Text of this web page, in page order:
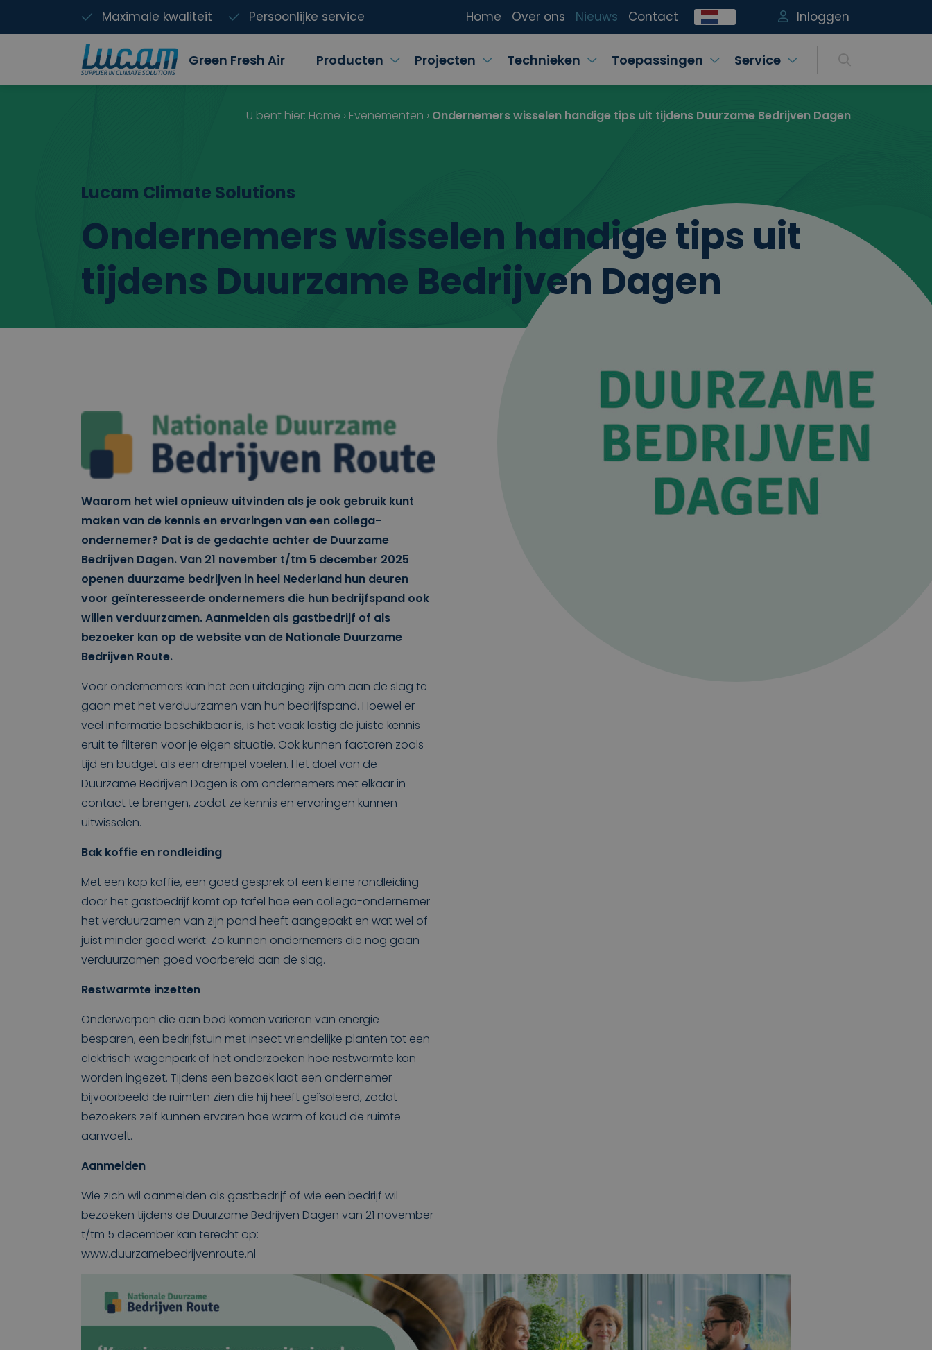
Maximale kwaliteit Persoonlijke service Home Over ons Nieuws Contact Inloggen
Green Fresh Air Producten Projecten Technieken Toepassingen Service
Lucam Climate Solutions
Ondernemers wisselen handige tips uit
tijdens Duurzame Bedrijven Dagen
U bent hier: Home › Evenementen › Ondernemers wisselen handige tips uit tijdens Duurzame Bedrijven Dagen
Waarom het wiel opnieuw uitvinden als je ook gebruik kunt
maken van de kennis en ervaringen van een collega-
ondernemer? Dat is de gedachte achter de Duurzame
Bedrijven Dagen. Van 21 november t/tm 5 december 2025
openen duurzame bedrijven in heel Nederland hun deuren
voor geïnteresseerde ondernemers die hun bedrijfspand ook
willen verduurzamen. Aanmelden als gastbedrijf of als
bezoeker kan op de website van de Nationale Duurzame
Bedrijven Route.
Voor ondernemers kan het een uitdaging zijn om aan de slag te
gaan met het verduurzamen van hun bedrijfspand. Hoewel er
veel informatie beschikbaar is, is het vaak lastig de juiste kennis
eruit te filteren voor je eigen situatie. Ook kunnen factoren zoals
tijd en budget als een drempel voelen. Het doel van de
Duurzame Bedrijven Dagen is om ondernemers met elkaar in
contact te brengen, zodat ze kennis en ervaringen kunnen
uitwisselen.
Bak koffie en rondleiding
Met een kop koffie, een goed gesprek of een kleine rondleiding
door het gastbedrijf komt op tafel hoe een collega-ondernemer
het verduurzamen van zijn pand heeft aangepakt en wat wel of
juist minder goed werkt. Zo kunnen ondernemers die nog gaan
verduurzamen goed voorbereid aan de slag.
Restwarmte inzetten
Onderwerpen die aan bod komen variëren van energie
besparen, een bedrijfstuin met insect vriendelijke planten tot een
elektrisch wagenpark of het onderzoeken hoe restwarmte kan
worden ingezet. Tijdens een bezoek laat een ondernemer
bijvoorbeeld de ruimten zien die hij heeft geïsoleerd, zodat
bezoekers zelf kunnen ervaren hoe warm of koud de ruimte
aanvoelt.
Aanmelden
Wie zich wil aanmelden als gastbedrijf of wie een bedrijf wil
bezoeken tijdens de Duurzame Bedrijven Dagen van 21 november
t/tm 5 december kan terecht op:
www.duurzamebedrijvenroute.nl